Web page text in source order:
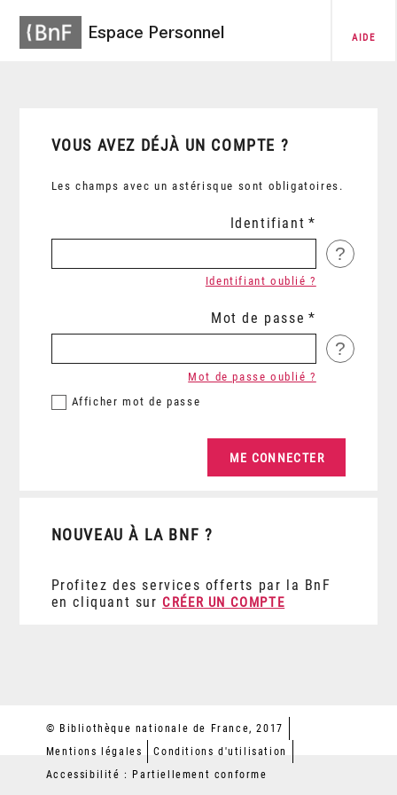
Espace Personnel AIDE
VOUS AVEZ DÉJÀ UN COMPTE ?
Les champs avec un astérisque sont obligatoires.
Identifiant
?
Identifiant oublié ?
Mot de passe
?
Afficher mot de passe
Mot de passe oublié ?
NOUVEAU À LA BNF ?
Profitez des services offerts par la BnF
en cliquant sur CRÉER UN COMPTE
© Bibliothèque nationale de France, 2017
Mentions légales
Conditions d'utilisation
Accessibilité : Partiellement conforme